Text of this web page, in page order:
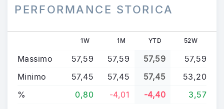
PERFORMANCE STORICA
1W 1M YTD 52W
Massimo 57,59 57,59 57,59
57,59
Minimo
57,45 57,45 57,45
53,20
%
0,80 -4,01 -4,40 3,57